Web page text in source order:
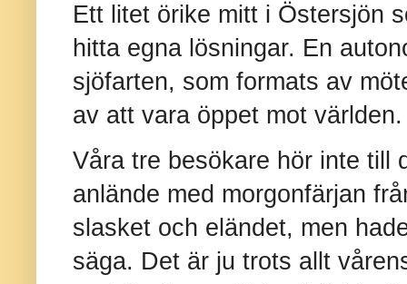
Ett litet örike mitt i Östersjön
hitta egna lösningar. En
sjöfarten, som formats av
av att vara öppet mot världen.
Våra tre besökare hör inte till
anlände med morgonfärjan
slasket och eländet, men
säga. Det är ju trots allt